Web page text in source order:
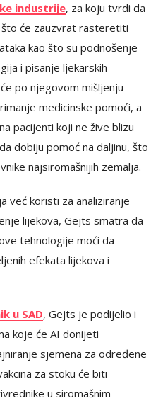
industrije, za koju tvrdi da
će zauzvrat rasteretiti
kao što su podnošenje
i pisanje ljekarskih
po njegovom mišljenju
medicinske pomoći, a
pacijenti koji ne žive blizu
dobiju pomoć na daljinu, što
najsiromašnijih zemalja.
već koristi za analiziranje
lijekova, Gejts smatra da
tehnologije moći da
efekata lijekova i
u SAD, Gejts je podijelio i
koje će AI donijeti
sjemena za određene
za stoku će biti
u siromašnim